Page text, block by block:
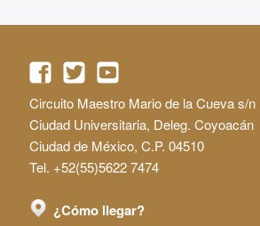
Circuito Maestro Mario de la Cueva s/n
Ciudad Universitaria, Deleg. Coyoacán
Ciudad de México, C.P. 04510
Tel. +52(55)5622 7474
¿Cómo llegar?